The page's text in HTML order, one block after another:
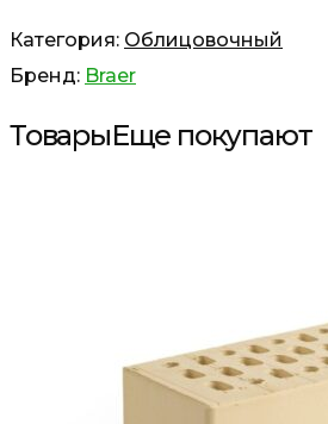
Категория: Облицовочный
Бренд: Braer
ТоварыЕще покупают